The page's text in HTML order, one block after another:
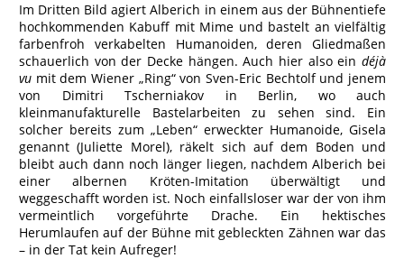
Im Dritten Bild agiert Alberich in einem aus der Bühnentiefe
hochkommenden Kabuff mit Mime und bastelt an vielfältig
farbenfroh verkabelten Humanoiden, deren Gliedmaßen
schauerlich von der Decke hängen. Auch hier also ein déjà
vu mit dem Wiener „Ring“ von Sven-Eric Bechtolf und jenem
von Dimitri Tscherniakov in Berlin, wo auch
kleinmanufakturelle Bastelarbeiten zu sehen sind. Ein
solcher bereits zum „Leben“ erweckter Humanoide, Gisela
genannt (Juliette Morel), räkelt sich auf dem Boden und
bleibt auch dann noch länger liegen, nachdem Alberich bei
einer albernen Kröten-Imitation überwältigt und
weggeschafft worden ist. Noch einfallsloser war der von ihm
vermeintlich vorgeführte Drache. Ein hektisches
Herumlaufen auf der Bühne mit gebleckten Zähnen war das
– in der Tat kein Aufreger!